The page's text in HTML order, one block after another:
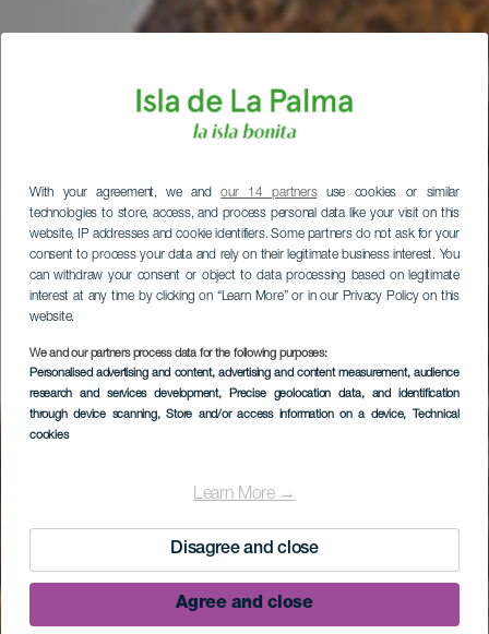
With your agreement, we andour 14 partnersuse cookies or similar
technologies to store, access, and process personal data like your visit on this
website, IP addresses and cookie identifiers. Some partners do not ask for your
consent to process your data and rely on their legitimate business interest. You
can withdraw your consent or object to data processing based on legitimate
interest at any time by clicking on “Learn More” or in our Privacy Policy on this
website.
We and our partners process data for the following purposes:
Personalised advertising and content, advertising and content measurement, audience
research and services development, Precise geolocation data, and identification
through device scanning, Store and/or access information on a device, Technical
cookies
Learn More →
Disagree and close
Agree and close